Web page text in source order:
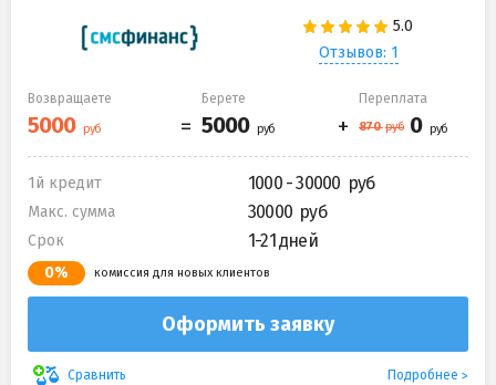
Отзывов: 1
Возвращаете Берете Переплата
1й кредит 1000 - 30000
Макс. сумма 30000
Срок 1-21 дней
0% комиссия для новых клиентов
Оформить заявку
Сравнить Подробнее